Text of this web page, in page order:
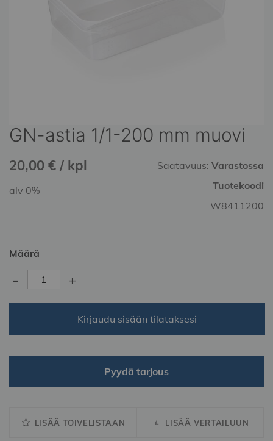
GN-astia 1/1-200 mm muovi
20,00 € / kpl Saatavuus: Varastossa
Tuotekoodi
W8411200
alv 0%
Määrä
- +
Kirjaudu sisään tilataksesi
Pyydä tarjous
LISÄÄ TOIVELISTAAN LISÄÄ VERTAILUUN
Skip
to
the
beginning
of
gallery